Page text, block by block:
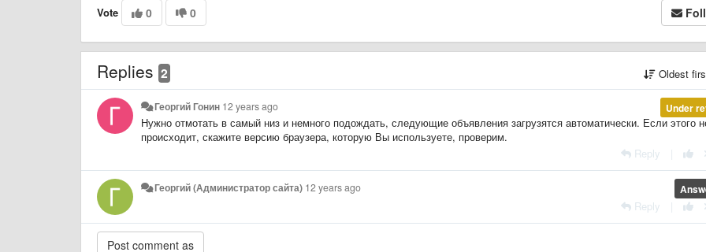
Vote 0 0
Replies 2 Oldest
Under
Георгий Гонин 12 years ago
Нужно отмотать в самый низ и немного подождать, следующие объявления загрузятся автоматически. Если этого
происходит, скажите версию браузера, которую Вы используете, проверим.
Reply
Георгий (Администратор сайта) 12 years ago
Reply